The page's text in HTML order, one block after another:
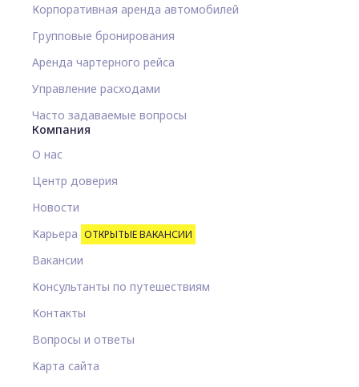
Корпоративная аренда автомобилей
Групповые бронирования
Аренда чартерного рейса
Управление расходами
Часто задаваемые вопросы
Компания
О нас
Центр доверия
Новости
Карьера ОТКРЫТЫЕ ВАКАНСИИ
Вакансии
Консультанты по путешествиям
Контакты
Вопросы и ответы
Карта сайта